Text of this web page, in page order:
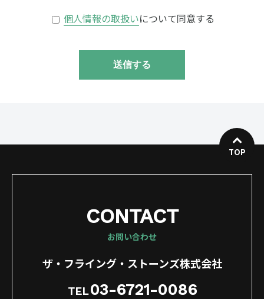
個人情報の取扱いについて同意する
TOP
CONTACT
お問い合わせ
ザ・フライング・ストーンズ株式会社
TEL 03-6721-0086